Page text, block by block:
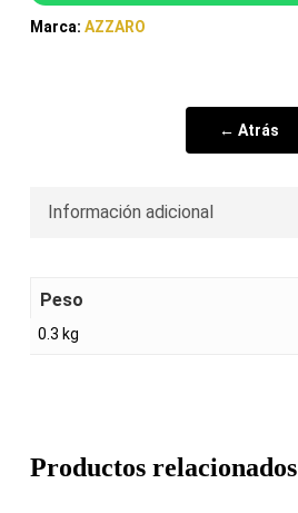
Marca: AZZARO
← Atrás
Información adicional
Peso
0.3 kg
Productos relacionados